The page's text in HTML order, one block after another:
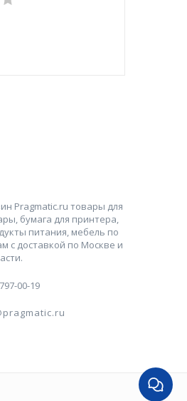
Pragmatic.ru товары для
бумага для принтера,
питания, мебель по
с доставкой по Москве и
00-19